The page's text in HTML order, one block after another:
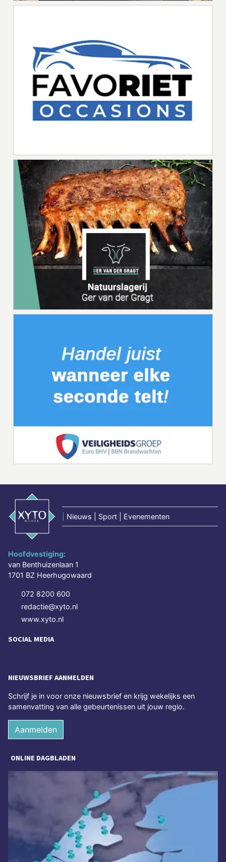
Nieuws | Sport | Evenementen
Hoofdvestiging:
van Benthuizenlaan 1
1701 BZ Heerhugowaard
072 8200 600
redactie@xyto.nl
www.xyto.nl
SOCIAL MEDIA
NIEUWSBRIEF AANMELDEN
Schrijf je in voor onze nieuwsbrief en krijg wekelijks een
samenvatting van alle gebeurtenissen uit jouw regio.
Aanmelden
ONLINE DAGBLADEN